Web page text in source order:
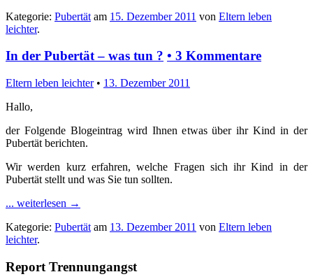
Kategorie: Pubertät am 15. Dezember 2011 von Eltern leben
leichter.
In der Pubertät – was tun ? • 3 Kommentare
Eltern leben leichter • 13. Dezember 2011
Hallo,
der Folgende Blogeintrag wird Ihnen etwas über ihr Kind in der
Pubertät berichten.
Wir werden kurz erfahren, welche Fragen sich ihr Kind in der
Pubertät stellt und was Sie tun sollten.
... weiterlesen →
Kategorie: Pubertät am 13. Dezember 2011 von Eltern leben
leichter.
Report Trennungangst